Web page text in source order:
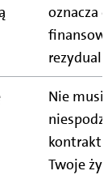
oznacza
Nie
kontrakt
Twoje